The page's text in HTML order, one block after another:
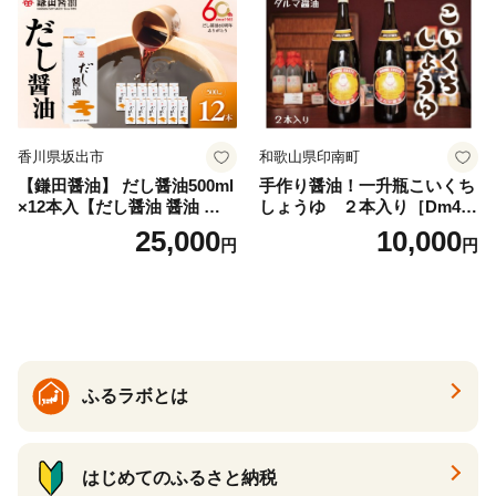
ティースマイル】
香川県坂出市
【鎌田醤油】 だし醤油500ml
×12本入【だし醤油 醤油 人気
おすすめ 人気だし醤油 出汁
25,000円
和歌山県印南町
手作り醤油！一升瓶こいくち
しょうゆ ２本入り［Dm4］
｜手作り 醤油 和歌山県 印南
町 一升瓶 こいくちしょうゆ
10,000円
ふるラボとは
はじめてのふるさと納税